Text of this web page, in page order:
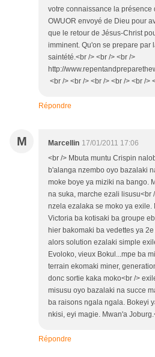
votre connaissance la présence
OWUOR envoyé de Dieu pour
que le retour de Jésus-Christ
imminent. Qu'on se prepare par
saintété.<br /> <br /> <br />
http://
<br /> <br /> <br /> <br /> <br />
Répondre
M Marcellin 17/01/2011 17:06
<br /> Mbuta muntu Crispin
b'alanga nzembo oyo bazalaki
moke boye ya miziki na bango.
na suka, marche ezali lisusu<br
nzela ezalaka se moko ya exile.
Victoria ba kotisaki ba groupe
hier bakomaki ba vedettes ya
alors solution ezalaki simple
Evoloko, vieux Bokul...mpe ba
terrain ekomaki miner,
donc sortie kaka moko<br />
misusu oyo bazalaki na succe
ba raisons ngala ngala. Bokeyi
nkisi, eyi magie. Mwan'a
Répondre